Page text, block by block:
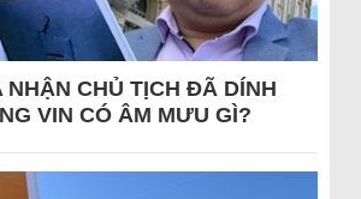
CHỦ TỊCH ĐÃ DÍNH
VIN CÓ ÂM MƯU GÌ?